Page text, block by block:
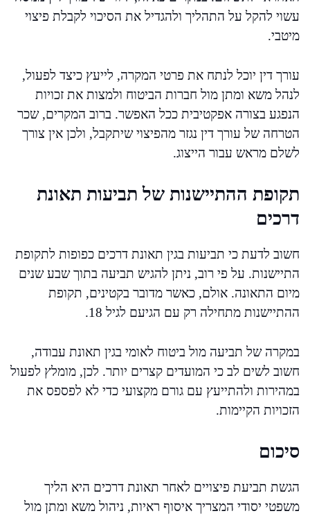
עשוי להקל על התהליך ולהגדיל את הסיכוי לקבלת פיצוי
מיטבי.
עורך דין יוכל לנתח את פרטי המקרה, לייעץ כיצד לפעול,
לנהל משא ומתן מול חברות הביטוח ולמצות את זכויות
הנפגע בצורה אפקטיבית ככל האפשר. ברוב המקרים, שכר
הטרחה של עורך דין נגזר מהפיצוי שיתקבל, ולכן אין צורך
לשלם מראש עבור הייצוג.
תקופת ההתיישנות של תביעות תאונת
דרכים
חשוב לדעת כי תביעות בגין תאונת דרכים כפופות לתקופת
התיישנות. על פי רוב, ניתן להגיש תביעה בתוך שבע שנים
מיום התאונה. אולם, כאשר מדובר בקטינים, תקופת
ההתיישנות מתחילה רק עם הגיעם לגיל 18.
במקרה של תביעה מול ביטוח לאומי בגין תאונת עבודה,
חשוב לשים לב כי המועדים קצרים יותר. לכן, מומלץ לפעול
במהירות ולהתייעץ עם גורם מקצועי כדי לא לפספס את
הזכויות הקיימות.
סיכום
הגשת תביעת פיצויים לאחר תאונת דרכים היא הליך
משפטי יסודי המצריך איסוף ראיות, ניהול משא ומתן מול